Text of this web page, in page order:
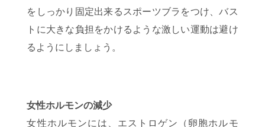
をしっかり固定出来るスポーツブラをつけ、バス
トに大きな負担をかけるような激しい運動は避け
るようにしましょう。
女性ホルモンの減少
女性ホルモンには、エストロゲン（卵胞ホルモ